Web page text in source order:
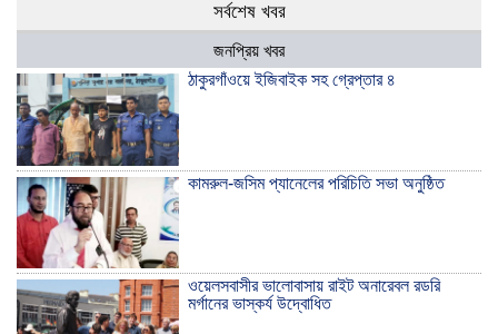
সর্বশেষ খবর
জনপ্রিয় খবর
ঠাকুরগাঁওয়ে ইজিবাইক সহ গ্রেপ্তার ৪
কামরুল-জসিম প্যানেলের পরিচিতি সভা অনুষ্ঠিত
ওয়েলসবাসীর ভালোবাসায় রাইট অনারেবল রডরি
মর্গানের ভাস্কর্য উদ্বোধিত